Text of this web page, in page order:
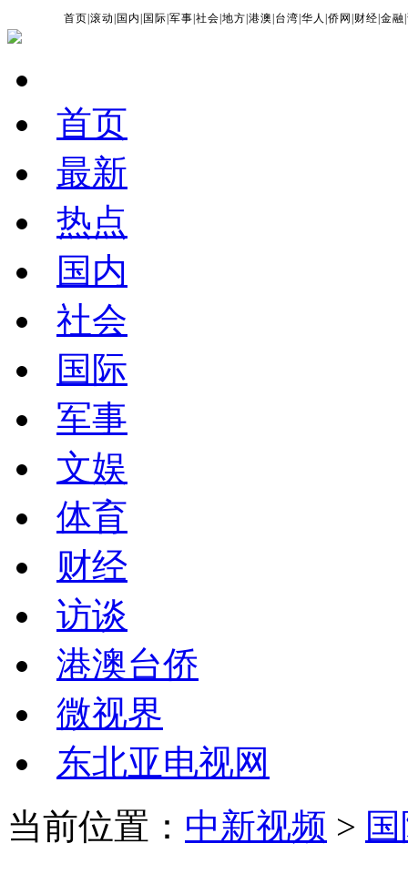
首页 |滚动 国内 国际 |军事 |社会 |地方 |港澳 台湾 |华人 |侨网 财经 |金融 |
首页
最新
热点
国内
社会
国际
军事
文娱
体育
财经
访谈
港澳台侨
微视界
东北亚电视网
当前位置： 中新视频 >